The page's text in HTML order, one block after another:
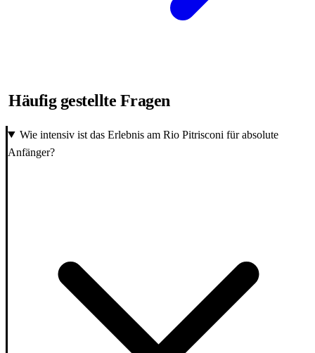
Häufig gestellte Fragen
Wie intensiv ist das Erlebnis am Rio Pitrisconi für absolute
Anfänger?